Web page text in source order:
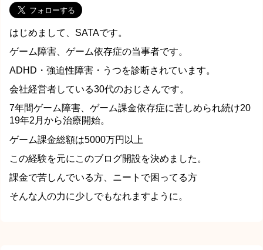
はじめまして、SATAです。
ゲーム障害、ゲーム依存症の当事者です。
ADHD・強迫性障害・うつを診断されています。
会社経営者している30代のおじさんです。
7年間ゲーム障害、ゲーム課金依存症に苦しめられ続け20
19年2月から治療開始。
ゲーム課金総額は5000万円以上
この経験を元にこのブログ開設を決めました。
課金で苦しんでいる方、ニートで困ってる方
そんな人の力に少しでもなれますように。